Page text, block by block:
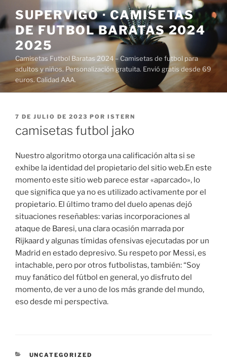
al
contenido
SUPERVIGO · CAMISETAS
DE FUTBOL BARATAS 2024
2025
Camisetas Futbol Baratas 2024 – Camisetas de futbol para
adultos y niños. Personalización gratuita. Envió gratis desde 69
euros. Calidad AAA.
PUBLICADO
7 DE JULIO DE 2023 POR ISTERN
camisetas futbol jako
Nuestro algoritmo otorga una calificación alta si se
exhibe la identidad del propietario del sitio web.En este
momento este sitio web parece estar «aparcado», lo
que significa que ya no es utilizado activamente por el
propietario. El último tramo del duelo apenas dejó
situaciones reseñables: varias incorporaciones al
ataque de Baresi, una clara ocasión marrada por
Rijkaard y algunas tímidas ofensivas ejecutadas por un
Madrid en estado depresivo. Su respeto por Messi, es
intachable, pero por otros futbolistas, también: “Soy
muy fanático del fútbol en general, yo disfruto del
momento, de ver a uno de los más grande del mundo,
eso desde mi perspectiva.
CATEGORÍAS
UNCATEGORIZED